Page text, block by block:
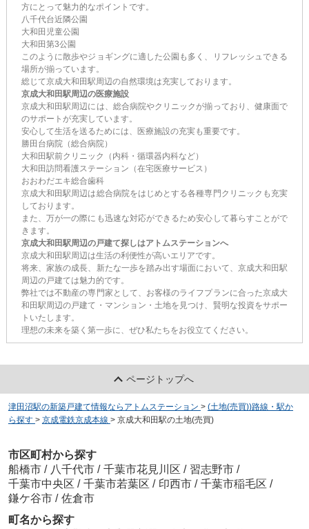
方にとって魅力的なポイントです。
八千代台近隣公園
大和田児童公園
大和田第3公園
このように散歩やジョギングに適した公園も多く、リフレッシュできる
場所が揃っています。
総じて京成大和田駅周辺の自然環境は充実しております。
京成大和田駅周辺の医療施設
京成大和田駅周辺には、総合病院やクリニックが揃っており、健康面で
のサポートが充実しています。
安心して生活を送るためには、医療施設の充実も重要です。
勝田台病院（総合病院）
大和田駅前クリニック（内科・循環器内科など）
大和田訪問看護ステーション（在宅医療サービス）
おおわだエキ総合歯科
京成大和田駅周辺は総合病院をはじめとする各種専門クリニックも充実
しております。
また、万が一の際にも迅速な対応ができるため安心して暮らすことがで
きます。
京成大和田駅周辺の戸建て探しはアトムステーションへ
京成大和田駅周辺は生活の利便性が高いエリアです。
将来、家族の成長、新たな一歩を踏み出す場面において、京成大和田駅
周辺の戸建ては魅力的です。
弊社では不動産の専門家として、お客様のライフプランに合った京成大
和田駅周辺の戸建て・マンション・土地を見つけ、賢明な投資をサポー
トいたします。
理想の未来を築く第一歩に、ぜひ私たちをお役立てください。
ページトップへ
津田沼駅の新築戸建て情報ならアトムステーション > (土地(売買))路線・駅か
ら探す > 京成電鉄京成本線 > 京成大和田駅の土地(売買)
市区町村から探す
船橋市 / 八千代市 / 千葉市花見川区 / 習志野市 /
千葉市中央区 / 千葉市若葉区 / 印西市 / 千葉市稲毛区 /
鎌ケ谷市 / 佐倉市
町名から探す